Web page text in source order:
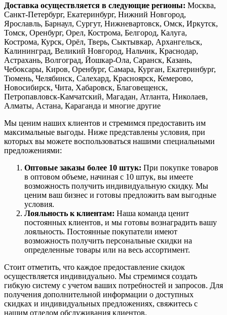
Доставка осуществляется в следующие регионы: Москва,
Санкт-Петербург, Екатеринбург, Нижний Новгород,
Ярославль, Барнаул, Сургут, Нижневартовск, Омск, Иркутск,
Томск, Оренбург, Орел, Кострома, Белгород, Калуга,
Кострома, Курск, Орёл, Тверь, Сыктывкар, Архангельск,
Калининград, Великий Новгород, Нальчик, Краснодар,
Астрахань, Волгоград, Йошкар-Ола, Саранск, Казань,
Чебоксары, Киров, Оренбург, Самара, Курган, Екатеринбург,
Тюмень, Челябинск, Салехард, Красноярск, Кемерово,
Новосибирск, Чита, Хабаровск, Благовещенск,
Петропавловск-Камчатский, Магадан, Атланта, Николаев,
Алматы, Астана, Караганда и многие другие
Мы ценим наших клиентов и стремимся предоставить им
максимальные выгоды. Ниже представлены условия, при
которых вы можете воспользоваться нашими специальными
предложениями:
Оптовые заказы более 10 штук: При покупке товаров
в оптовом объеме, начиная с 10 штук, вы имеете
возможность получить индивидуальную скидку. Мы
ценим ваш бизнес и готовы предложить вам выгодные
условия.
Лояльность к клиентам: Наша команда ценит
постоянных клиентов, и мы готовы вознаградить вашу
лояльность. Постоянные покупатели имеют
возможность получить персональные скидки на
определенные товары или на весь ассортимент.
Стоит отметить, что каждое предоставление скидок
осуществляется индивидуально. Мы стремимся создать
гибкую систему с учетом ваших потребностей и запросов. Для
получения дополнительной информации о доступных
скидках и индивидуальных предложениях, свяжитесь с
нашим отделом обслуживания клиентов.